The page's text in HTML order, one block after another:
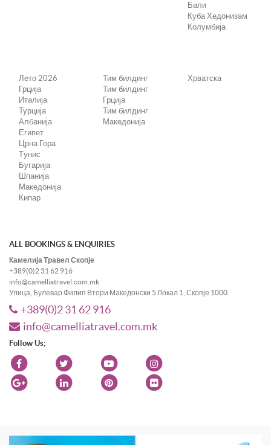
Бали
Куба Хедонизам
Колумбија
Лето 2026
Грција
Италија
Турција
Албанија
Египет
Црна Гора
Tунис
Бугарија
Шпанија
Македонија
Кипар
Тим билдинг
Тим билдинг
Грција
Тим билдинг
Македонија
Хрватска
ALL BOOKINGS & ENQUIRIES
Камелија Травел Скопје
+389(0)2 31 62 916
info@camelliatravel.com.mk
Улица, Булевар Филип Втори Македонски 5 Локал 1, Скопје 1000.
+389(0)2 31 62 916
info@camelliatravel.com.mk
Follow Us;